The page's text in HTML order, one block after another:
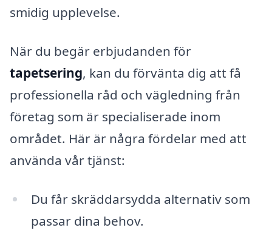
smidig upplevelse.
När du begär erbjudanden för
tapetsering, kan du förvänta dig att få
professionella råd och vägledning från
företag som är specialiserade inom
området. Här är några fördelar med att
använda vår tjänst:
Du får skräddarsydda alternativ som
passar dina behov.